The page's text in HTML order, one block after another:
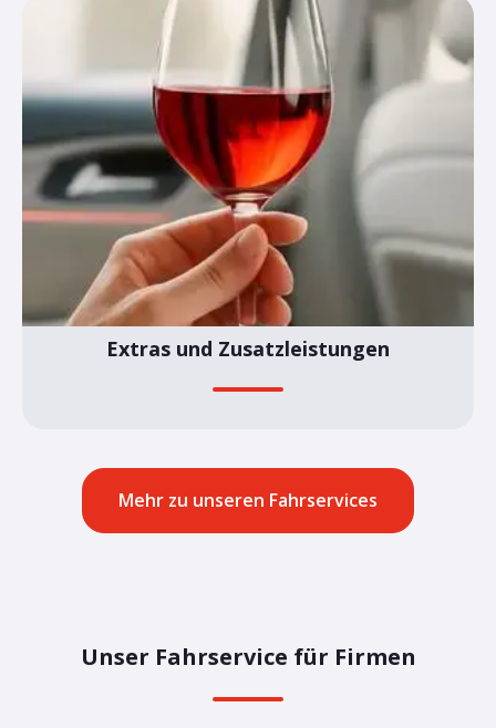
Extras und Zusatzleistungen
Mehr zu unseren Fahrservices
Unser Fahrservice für Firmen